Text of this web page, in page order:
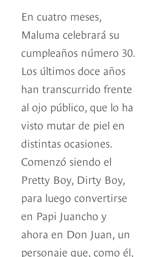
En cuatro meses,
Maluma celebrará su
cumpleaños número 30.
Los últimos doce años
han transcurrido frente
al ojo público, que lo ha
visto mutar de piel en
distintas ocasiones.
Comenzó siendo el
Pretty Boy, Dirty Boy,
para luego convertirse
en Papi Juancho y
ahora en Don Juan, un
personaje que, como él,